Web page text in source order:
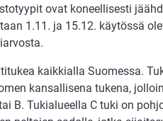
ovat koneellisesti
1.11. ja 15.12. käytössä
kaikkialla Suomessa.
kansallisena tukena,
B. Tukialueella C tuki on